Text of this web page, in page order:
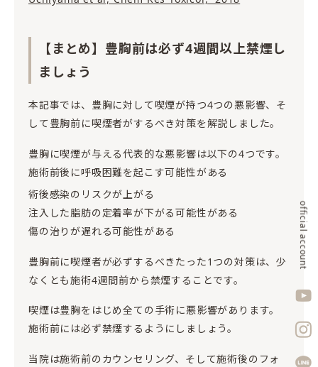
official account
【まとめ】豊胸前は必ず4週間以上禁煙し
ましょう
本記事では、豊胸に対して喫煙が持つ4つの悪影響、そ
して豊胸前に喫煙者がするべき対策を解説しました。
豊胸に喫煙が与える代表的な悪影響は以下の4つです。
施術前後に呼吸困難を起こす可能性がある
術後感染のリスクが上がる
注入した脂肪の定着率が下がる可能性がある
傷の治りが遅れる可能性がある
豊胸前に喫煙者が必ずするべきたった1つの対策は、少
なくとも施術4週間前から禁煙することです。
喫煙は豊胸をはじめ全ての手術に悪影響があります。
施術前には必ず禁煙するようにしましょう。
当院は施術前のカウンセリング、そして施術後のフォ